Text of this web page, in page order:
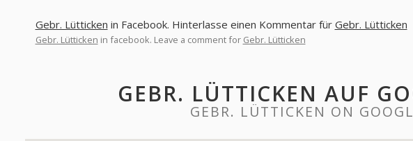
Gebr. Lütticken in Facebook. Hinterlasse einen Kommentar für Gebr. Lütticken
Gebr. Lütticken in facebook. Leave a comment for Gebr. Lütticken
GEBR. LÜTTICKEN AUF
GEBR. LÜTTICKEN ON